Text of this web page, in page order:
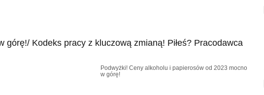
Podwyżki! Ceny alkoholu i papierosów od 2023 mocno
w górę!